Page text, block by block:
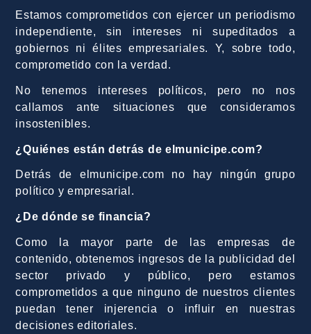
Estamos comprometidos con ejercer un periodismo
independiente, sin intereses ni supeditados a
gobiernos ni élites empresariales. Y, sobre todo,
comprometido con la verdad.
No tenemos intereses políticos, pero no nos
callamos ante situaciones que consideramos
insostenibles.
¿Quiénes están detrás de elmunicipe.com?
Detrás de elmunicipe.com no hay ningún grupo
político y empresarial.
¿De dónde se financia?
Como la mayor parte de las empresas de
contenido, obtenemos ingresos de la publicidad del
sector privado y público, pero estamos
comprometidos a que ninguno de nuestros clientes
puedan tener injerencia o influir en nuestras
decisiones editoriales.